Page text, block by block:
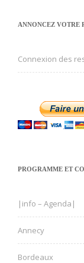
ANNONCEZ VOTRE
Connexion des
PROGRAMME ET
|info – Agenda|
Annecy
Bordeaux